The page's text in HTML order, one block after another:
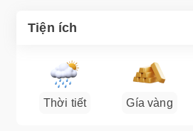
Tiện ích
Thời tiết Gía vàng